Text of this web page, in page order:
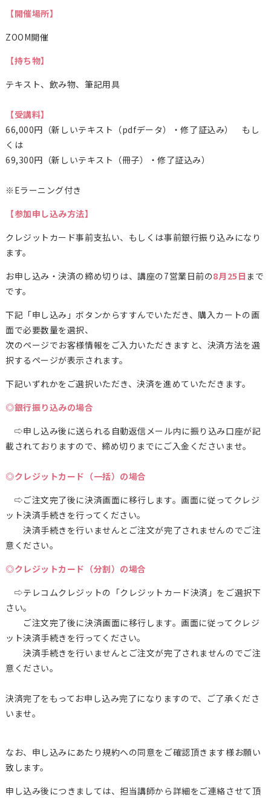
【開催場所】
ZOOM開催
【持ち物】
テキスト、飲み物、筆記用具
【受講料】
66,000円（新しいテキスト（pdfデータ）・修了証込み） もし
くは
69,300円（新しいテキスト（冊子）・修了証込み）
※Eラーニング付き
【参加申し込み方法】
クレジットカード事前支払い、もしくは事前銀行振り込みになり
ます。
お申し込み・決済の締め切りは、講座の7営業日前の8月25日 まで
です。
下記「申し込み」ボタンからすすんでいただき、購入カートの画
面で必要数量を選択、
次のページでお客様情報をご入力いただきますと、決済方法を選
択するページが表示されます。
下記いずれかをご選択いただき、決済を進めていただきます。
◎銀行振り込みの場合
⇨申し込み後に送られる自動返信メール内に振り込み口座が記
載されておりますので、締め切りまでにご入金くださいませ。
◎クレジットカード（一括）の場合
⇨ご注文完了後に決済画面に移行します。画面に従ってクレジ
ット決済手続きを行ってください。
決済手続きを行いませんとご注文が完了されませんのでご注
意ください。
◎クレジットカード（分割）の場合
⇨テレコムクレジットの「クレジットカード決済」をご選択下
さい。
ご注文完了後に決済画面に移行します。画面に従ってクレジ
ット決済手続きを行ってください。
決済手続きを行いませんとご注文が完了されませんのでご注
意ください。
決済完了をもってお申し込み完了になりますので、ご了承くださ
いませ。
なお、申し込みにあたり規約への同意をご確認頂きます様お願い
致します。
申し込み後につきましては、担当講師から詳細をご連絡させて頂